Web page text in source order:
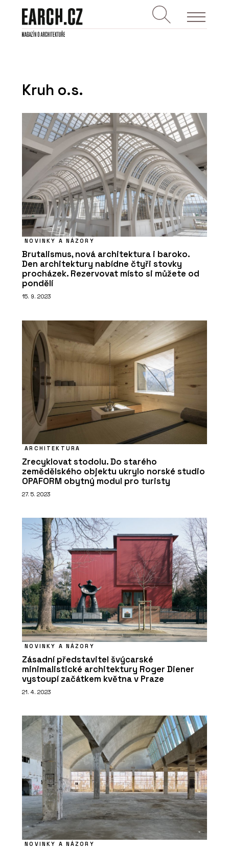
Kruh o.s.
NOVINKY A NÁZORY
Brutalismus, nová architektura i baroko.
Den architektury nabídne čtyři stovky
procházek. Rezervovat místo si můžete od
pondělí
15. 9. 2023
ARCHITEKTURA
Zrecyklovat stodolu. Do starého
zemědělského objektu ukrylo norské studio
OPAFORM obytný modul pro turisty
27. 5. 2023
NOVINKY A NÁZORY
Zásadní představitel švýcarské
minimalistické architektury Roger Diener
vystoupí začátkem května v Praze
21. 4. 2023
NOVINKY A NÁZORY